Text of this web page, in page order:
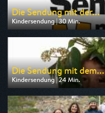
Die Sendung mit der...
Kindersendung | 30 Min.
Ausgestrahlt von KiKA
am 09.08.2026, 11:30
Die Sendung mit dem...
Kindersendung | 24 Min.
Ausgestrahlt von KiKA
am 10.08.2026, 06:55